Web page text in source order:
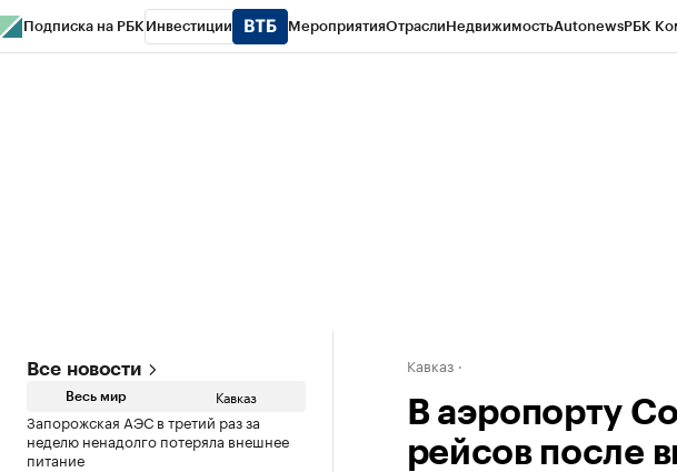
Подписка на РБК Инвестиции МероприятияОтраслиНедвижимостьAutonewsРБК
Все новости
Весь мир Кавказ
Запорожская АЭС в третий раз за
неделю ненадолго потеряла внешнее
питание
Кавказ
В аэропорту
рейсов после